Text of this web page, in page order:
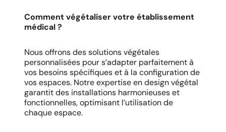
Comment végétaliser votre établissement
médical ?
Nous offrons des solutions végétales
personnalisées pour s’adapter parfaitement à
vos besoins spécifiques et à la configuration de
vos espaces. Notre expertise en design végétal
garantit des installations harmonieuses et
fonctionnelles, optimisant l’utilisation de
chaque espace.